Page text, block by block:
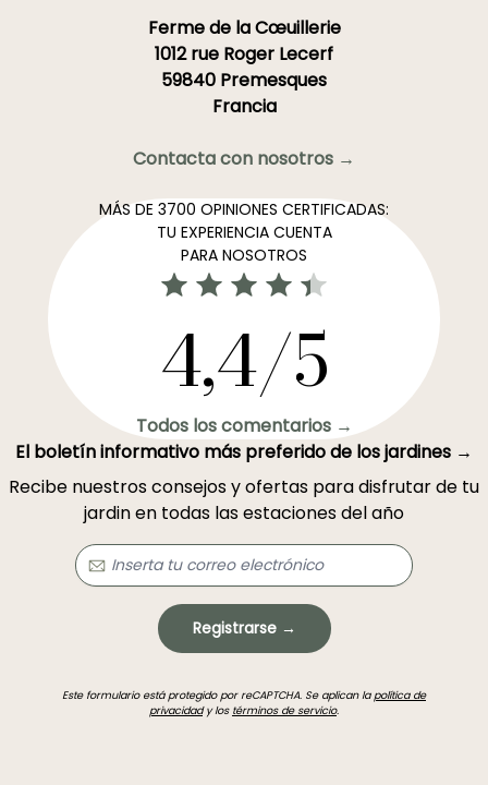
Ferme de la Cœuillerie
1012 rue Roger Lecerf
59840 Premesques
Francia
Contacta con nosotros →
MÁS DE 3700 OPINIONES CERTIFICADAS:
TU EXPERIENCIA CUENTA
PARA NOSOTROS
4,4/5
Todos los comentarios →
El boletín informativo más preferido de los jardines →
Recibe nuestros consejos y ofertas para disfrutar de tu
jardin en todas las estaciones del año
Registrarse →
Este formulario está protegido por reCAPTCHA. Se aplican la política de
privacidady los términos de servicio.